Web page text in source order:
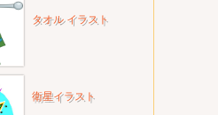
タオル イラスト
衛星イラスト